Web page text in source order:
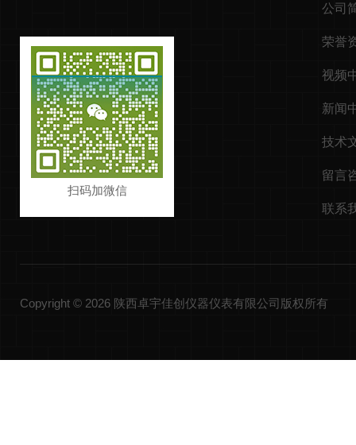
扫码加微信
公司
荣誉
视频
新闻
技术
留言
联系
Copyright © 2026 陕西卓宇佳创仪器仪表有限公司版权所有